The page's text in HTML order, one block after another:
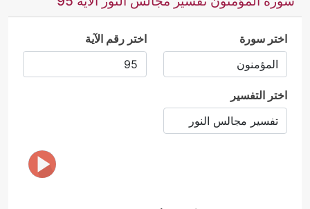
اختر سورة اختر رقم الآية
اختر التفسير